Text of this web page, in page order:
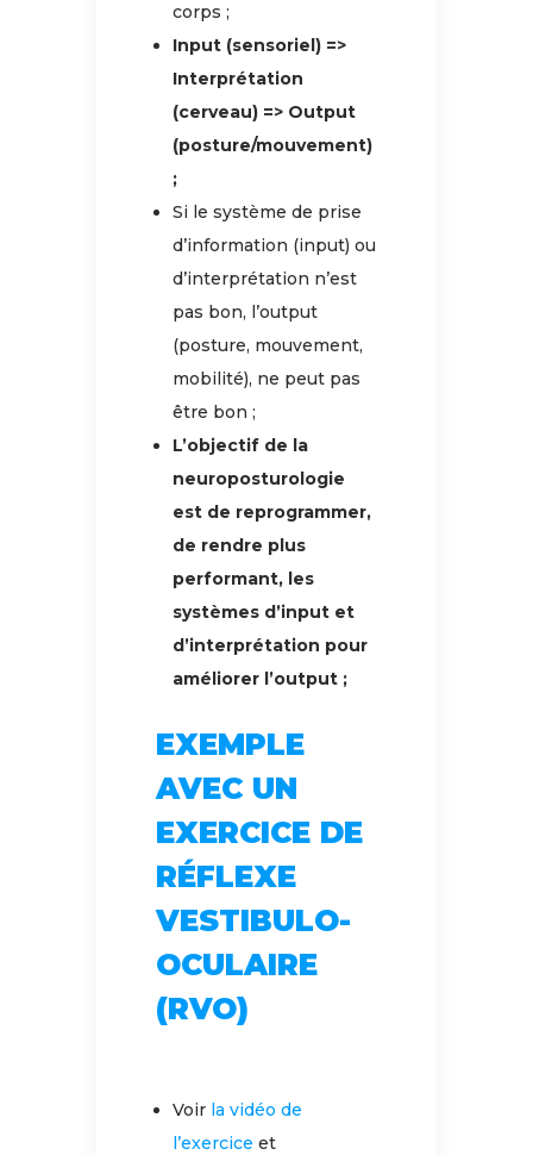
corps ;
Input (sensoriel) =>
Interprétation
(cerveau) => Output
(posture/mouvement)
;
Si le système de prise
d’information (input) ou
d’interprétation n’est
pas bon, l’output
(posture, mouvement,
mobilité), ne peut pas
être bon ;
L’objectif de la
neuroposturologie
est de reprogrammer,
de rendre plus
performant, les
systèmes d’input et
d’interprétation pour
améliorer l’output ;
EXEMPLE
AVEC UN
EXERCICE DE
RÉFLEXE
VESTIBULO-
OCULAIRE
(RVO)
Voir la vidéo de
l’exercice et